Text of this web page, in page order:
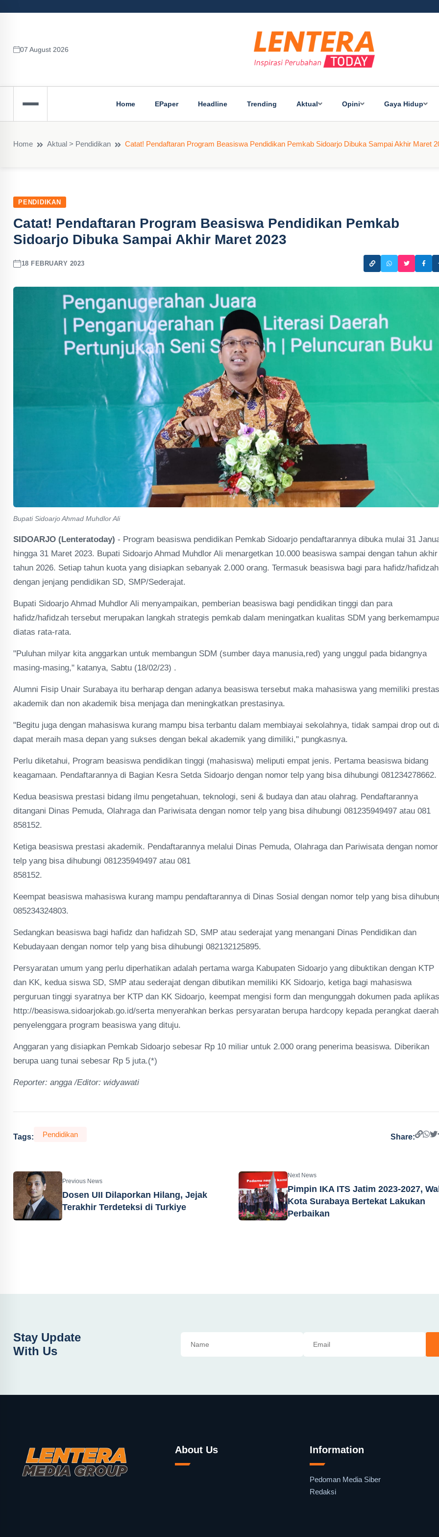
07 August 2026
Home EPaper Headline Trending Aktual Opini Gaya Hidup
Home Aktual > Pendidikan Catat! Pendaftaran Program Beasiswa Pendidikan Pemkab Sidoarjo Dibuka Sampai Akhir Maret
PENDIDIKAN
Catat! Pendaftaran Program Beasiswa Pendidikan Pemkab
Sidoarjo Dibuka Sampai Akhir Maret 2023
18 FEBRUARY 2023
Bupati Sidoarjo Ahmad Muhdlor Ali
SIDOARJO (Lenteratoday) - Program beasiswa pendidikan Pemkab Sidoarjo pendaftarannya dibuka mulai 31
hingga 31 Maret 2023. Bupati Sidoarjo Ahmad Muhdlor Ali menargetkan 10.000 beasiswa sampai dengan tahun akhir
tahun 2026. Setiap tahun kuota yang disiapkan sebanyak 2.000 orang. Termasuk beasiswa bagi para hafidz/hafidzah
dengan jenjang pendidikan SD, SMP/Sederajat.
Bupati Sidoarjo Ahmad Muhdlor Ali menyampaikan, pemberian beasiswa bagi pendidikan tinggi dan para
hafidz/hafidzah tersebut merupakan langkah strategis pemkab dalam meningatkan kualitas SDM yang
diatas rata-rata.
"Puluhan milyar kita anggarkan untuk membangun SDM (sumber daya manusia,red) yang unggul pada bidangnya
masing-masing," katanya, Sabtu (18/02/23) .
Alumni Fisip Unair Surabaya itu berharap dengan adanya beasiswa tersebut maka mahasiswa yang memiliki
akademik dan non akademik bisa menjaga dan meningkatkan prestasinya.
"Begitu juga dengan mahasiswa kurang mampu bisa terbantu dalam membiayai sekolahnya, tidak sampai drop out
dapat meraih masa depan yang sukses dengan bekal akademik yang dimiliki," pungkasnya.
Perlu diketahui, Program beasiswa pendidikan tinggi (mahasiswa) meliputi empat jenis. Pertama beasiswa bidang
keagamaan. Pendaftarannya di Bagian Kesra Setda Sidoarjo dengan nomor telp yang bisa dihubungi 081234278662.
Kedua beasiswa prestasi bidang ilmu pengetahuan, teknologi, seni & budaya dan atau olahrag. Pendaftarannya
ditangani Dinas Pemuda, Olahraga dan Pariwisata dengan nomor telp yang bisa dihubungi 081235949497 atau 081
858152.
Ketiga beasiswa prestasi akademik. Pendaftarannya melalui Dinas Pemuda, Olahraga dan Pariwisata dengan nomor
telp yang bisa dihubungi 081235949497 atau 081
858152.
Keempat beasiswa mahasiswa kurang mampu pendaftarannya di Dinas Sosial dengan nomor telp yang bisa
085234324803.
Sedangkan beasiswa bagi hafidz dan hafidzah SD, SMP atau sederajat yang menangani Dinas Pendidikan dan
Kebudayaan dengan nomor telp yang bisa dihubungi 082132125895.
Persyaratan umum yang perlu diperhatikan adalah pertama warga Kabupaten Sidoarjo yang dibuktikan dengan KTP
dan KK, kedua siswa SD, SMP atau sederajat dengan dibutikan memiliki KK Sidoarjo, ketiga bagi mahasiswa
perguruan tinggi syaratnya ber KTP dan KK Sidoarjo, keempat mengisi form dan mengunggah dokumen pada
http://beasiswa.sidoarjokab.go.id/serta menyerahkan berkas persyaratan berupa hardcopy kepada perangkat daerah
penyelenggara program beasiswa yang dituju.
Anggaran yang disiapkan Pemkab Sidoarjo sebesar Rp 10 miliar untuk 2.000 orang penerima beasiswa. Diberikan
berupa uang tunai sebesar Rp 5 juta.(*)
Reporter: angga /Editor: widyawati
Tags: Pendidikan Share:
Previous News
Dosen UII Dilaporkan Hilang, Jejak
Terakhir Terdeteksi di Turkiye
Next News
Pimpin IKA ITS Jatim 2023-2027,
Kota Surabaya Bertekat Lakukan
Perbaikan
Stay Update
With Us
About Us Information
Pedoman Media Siber
Redaksi